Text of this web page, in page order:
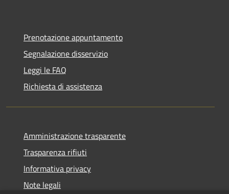
Prenotazione appuntamento
Segnalazione disservizio
Leggi le FAQ
Richiesta di assistenza
Amministrazione trasparente
Trasparenza rifiuti
Informativa privacy
Note legali